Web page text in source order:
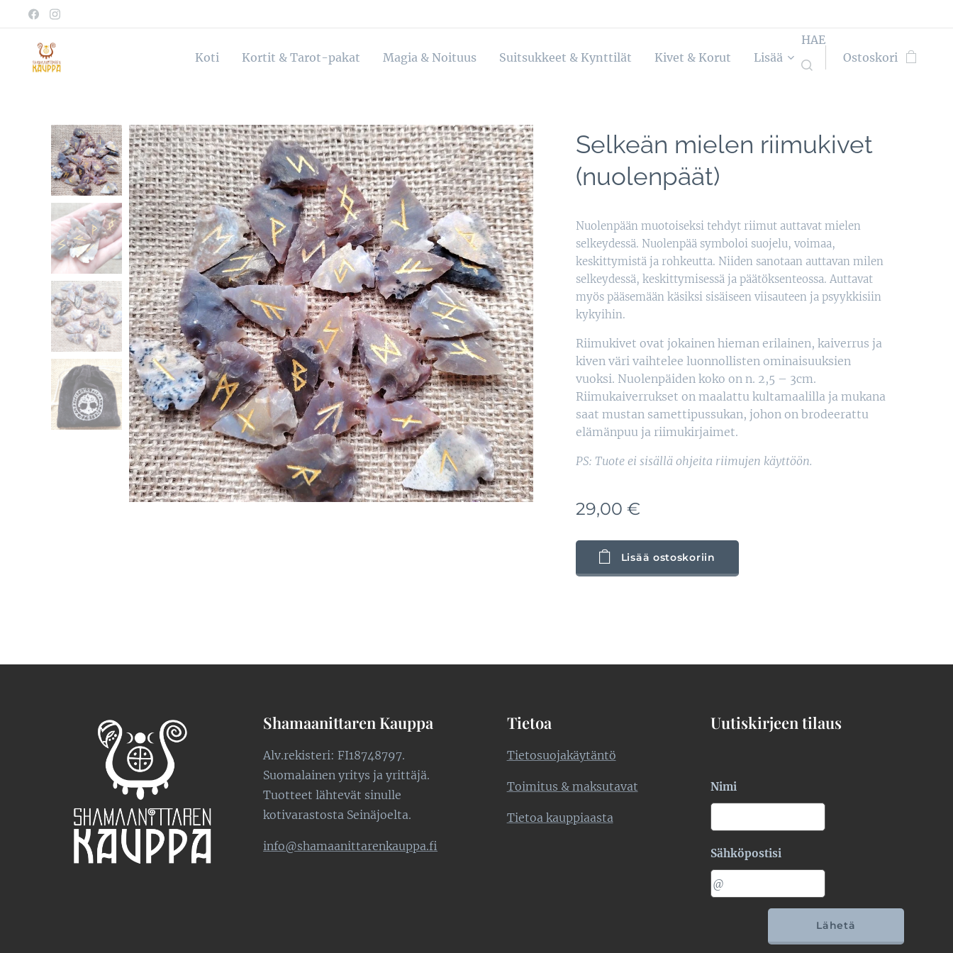
Koti Kortit & Tarot-pakat Magia & Noituus Suitsukkeet & Kynttilät Kivet & Korut Lisää
HAE
Ostoskori
Selkeän mielen riimukivet
(nuolenpäät)
Nuolenpään muotoiseksi tehdyt riimut auttavat mielen
selkeydessä. Nuolenpää symboloi suojelu, voimaa,
keskittymistä ja rohkeutta. Niiden sanotaan auttavan milen
selkeydessä, keskittymisessä ja päätöksenteossa. Auttavat
myös pääsemään käsiksi sisäiseen viisauteen ja psyykkisiin
kykyihin.
Riimukivet ovat jokainen hieman erilainen, kaiverrus ja
kiven väri vaihtelee luonnollisten ominaisuuksien
vuoksi. Nuolenpäiden koko on n. 2,5 – 3cm.
Riimukaiverrukset on maalattu kultamaalilla ja mukana
saat mustan samettipussukan, johon on brodeerattu
elämänpuu ja riimukirjaimet.
PS: Tuote ei sisällä ohjeita riimujen käyttöön.
29,00 €
Lisää ostoskoriin
Shamaanittaren Kauppa
Alv.rekisteri: FI18748797.
Suomalainen yritys ja yrittäjä.
Tuotteet lähtevät sinulle
kotivarastosta Seinäjoelta.
info@shamaanittarenkauppa.fi
Tietoa
Tietosuojakäytäntö
Toimitus & maksutavat
Tietoa kauppiaasta
Uutiskirjeen tilaus
Nimi
Sähköpostisi
Lähetä